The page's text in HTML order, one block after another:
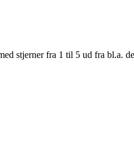
stjerner fra 1 til 5 ud fra bl.a.